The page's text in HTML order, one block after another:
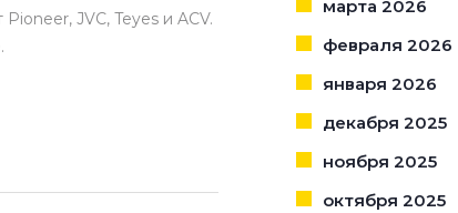
JVC, Teyes и ACV.
марта 2026
февраля 2026
января 2026
декабря 2025
ноября 2025
октября 2025